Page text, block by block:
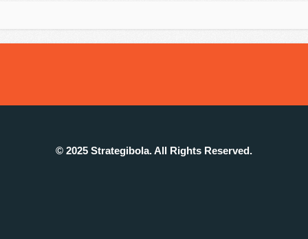
© 2025 Strategibola. All Rights Reserved.